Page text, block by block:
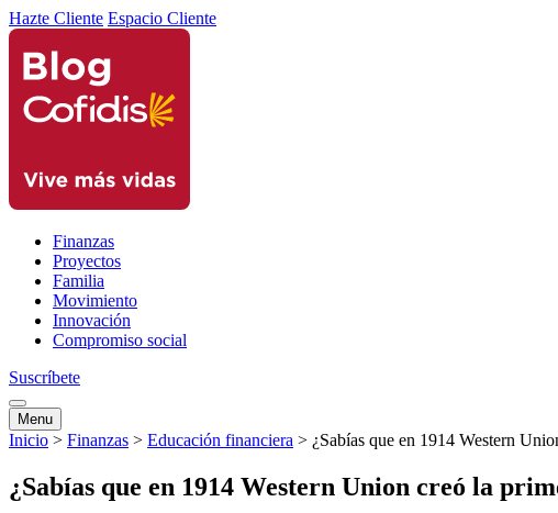
Hazte Cliente Espacio Cliente
Finanzas
Proyectos
Familia
Movimiento
Innovación
Compromiso social
Suscríbete
Menu
Inicio > Finanzas > Educación financiera > ¿Sabías que en 1914 Western
¿Sabías que en 1914 Western Union creó la